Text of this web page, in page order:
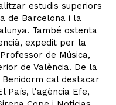
estudis superiors
de Barcelona i la
També ostenta
expedit per la
de Música,
de València. De la
cal destacar
País, l'agència Efe,